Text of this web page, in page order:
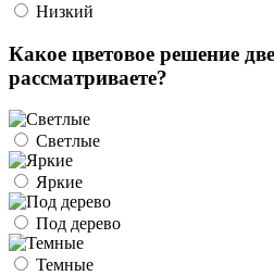
Низкий
Какое цветовое решение
рассматриваете?
Светлые
Яркие
Под дерево
Темные